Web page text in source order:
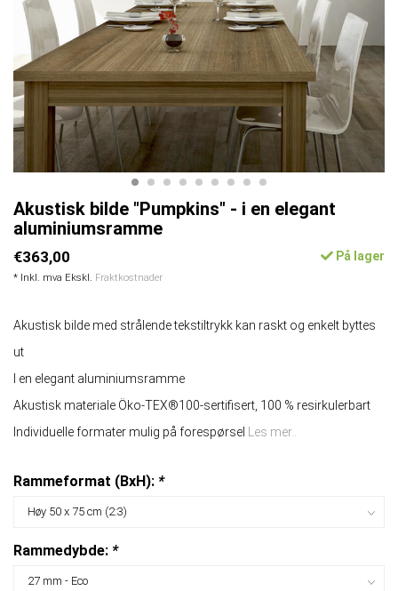
Akustisk bilde "Pumpkins" - i en elegant
aluminiumsramme
€363,00
* Inkl. mva Ekskl. Fraktkostnader
På lager
Akustisk bilde med strålende tekstiltrykk kan raskt og enkelt byttes
ut
I en elegant aluminiumsramme
Akustisk materiale Öko-TEX®100-sertifisert, 100 % resirkulerbart
Individuelle formater mulig på forespørsel Les mer..
Rammeformat (BxH): *
Rammedybde: *